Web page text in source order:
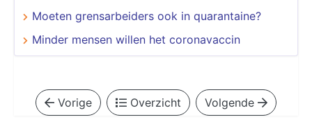
Moeten grensarbeiders ook in quarantaine?
Minder mensen willen het coronavaccin
Vorige Overzicht Volgende